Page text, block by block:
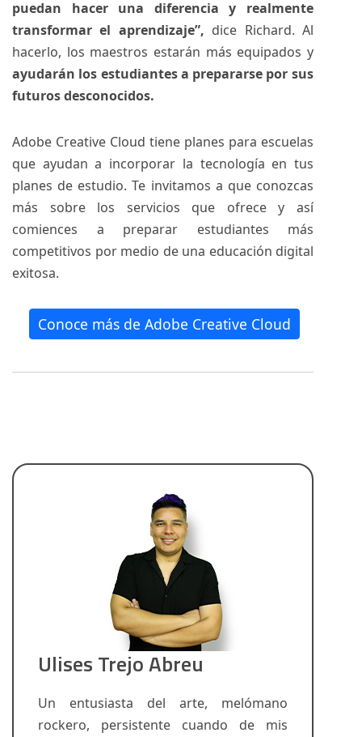
puedan hacer una diferencia y realmente
transformar el aprendizaje”, dice Richard. Al
hacerlo, los maestros estarán más equipados y
ayudarán los estudiantes a prepararse por sus
futuros desconocidos.
Adobe Creative Cloud tiene planes para escuelas
que ayudan a incorporar la tecnología en tus
planes de estudio. Te invitamos a que conozcas
más sobre los servicios que ofrece y así
comiences a preparar estudiantes más
competitivos por medio de una educación digital
exitosa.
Conoce más de Adobe Creative Cloud
Ulises Trejo Abreu
Un entusiasta del arte, melómano
rockero, persistente cuando de mis